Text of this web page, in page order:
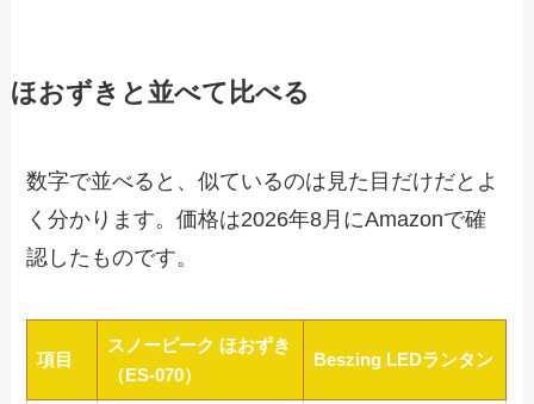
ほおずきと並べて比べる
数字で並べると、似ているのは見た目だけだとよ
く分かります。価格は2026年8月にAmazonで確
認したものです。
項目
スノーピーク ほおずき
（ES-070）
Beszing LEDランタン